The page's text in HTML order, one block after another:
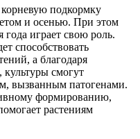
подкормку
и осенью. При этом
года играет свою роль.
способствовать
а благодаря
смогут
вызванным патогенами.
формированию,
растениям